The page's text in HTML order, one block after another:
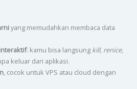
yang memudahkan membaca data
: kamu bisa langsung kill, renice,
keluar dari aplikasi.
, cocok untuk VPS atau cloud dengan